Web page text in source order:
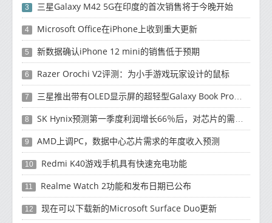
3 三星Galaxy M42 5G在印度的首次销售将于今晚开始
4 Microsoft Office在iPhone上收到重大更新
5 新数据确认iPhone 12 mini的销售低于预期
6 Razer Orochi V2评测：为小手游戏玩家设计的鼠标
7 三星推出带有OLED显示屏的超轻型Galaxy Book Pro和Galaxy Book Pro 360笔记本电脑
8 SK Hynix预测第一季度利润增长66％后，对芯片的需求将增强
9 AMD上调PC，数据中心芯片需求的年度收入预测
10 Redmi K40游戏手机具有快速充电功能
11 Realme Watch 2功能和发布日期已公布
12 现在可以下载新的Microsoft Surface Duo更新